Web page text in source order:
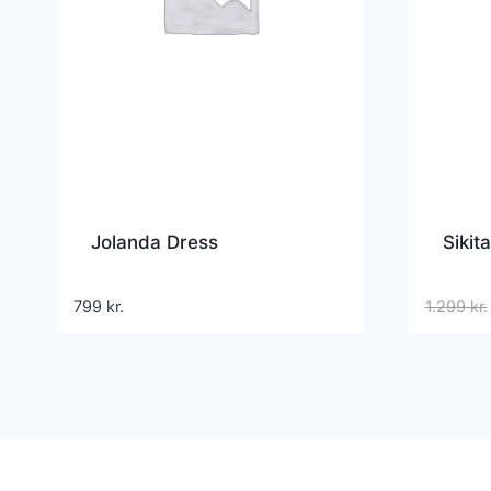
Jolanda Dress
799 kr. 1.299kr.